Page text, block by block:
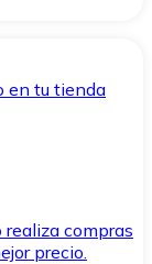
en tu tienda
compras
precio.